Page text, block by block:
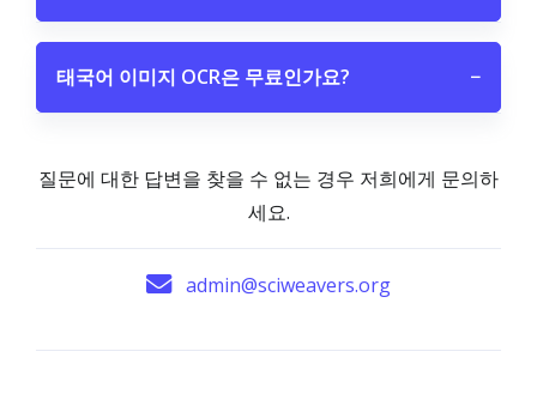
태국어 이미지 OCR은 무료인가요? −
질문에 대한 답변을 찾을 수 없는 경우 저희에게 문의하
세요.
admin@sciweavers.org